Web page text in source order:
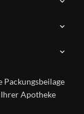
Packungsbeilage
Apotheke